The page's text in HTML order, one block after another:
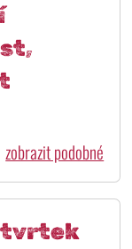
zobrazit podobné